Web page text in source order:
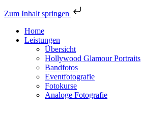
Zum Inhalt springen
Home
Leistungen
Übersicht
Hollywood Glamour Portraits
Bandfotos
Eventfotografie
Fotokurse
Analoge Fotografie